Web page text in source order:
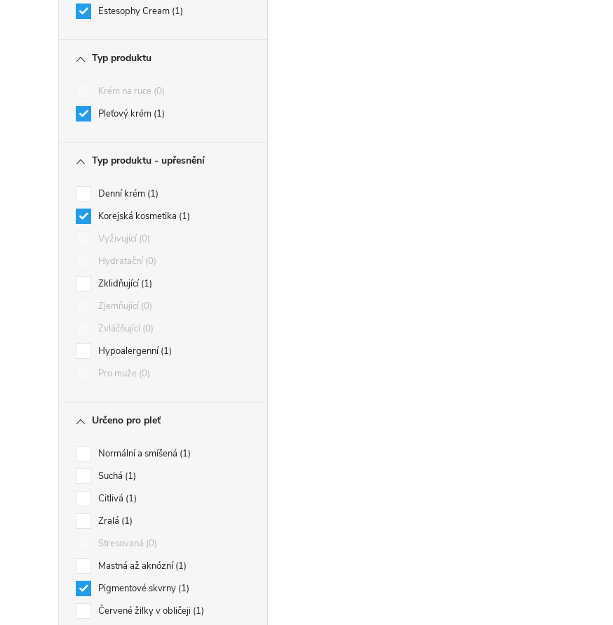
Estesophy Cream 1
Typ produktu
Krém na ruce 0
Pleťový krém 1
Typ produktu - upřesnění
Denní krém 1
Korejská kosmetika 1
Vyživující 0
Hydratační 0
Zklidňující 1
Zjemňující 0
Zvláčňující 0
Hypoalergenní 1
Pro muže 0
Určeno pro pleť
Normální a smíšená 1
Suchá 1
Citlivá 1
Zralá 1
Stresovaná 0
Mastná až aknózní 1
Pigmentové skvrny 1
Červené žilky v obličeji 1